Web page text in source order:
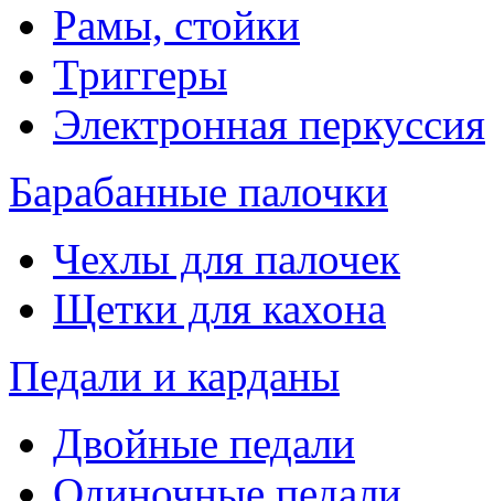
Рамы, стойки
Триггеры
Электронная перкуссия
Барабанные палочки
Чехлы для палочек
Щетки для кахона
Педали и карданы
Двойные педали